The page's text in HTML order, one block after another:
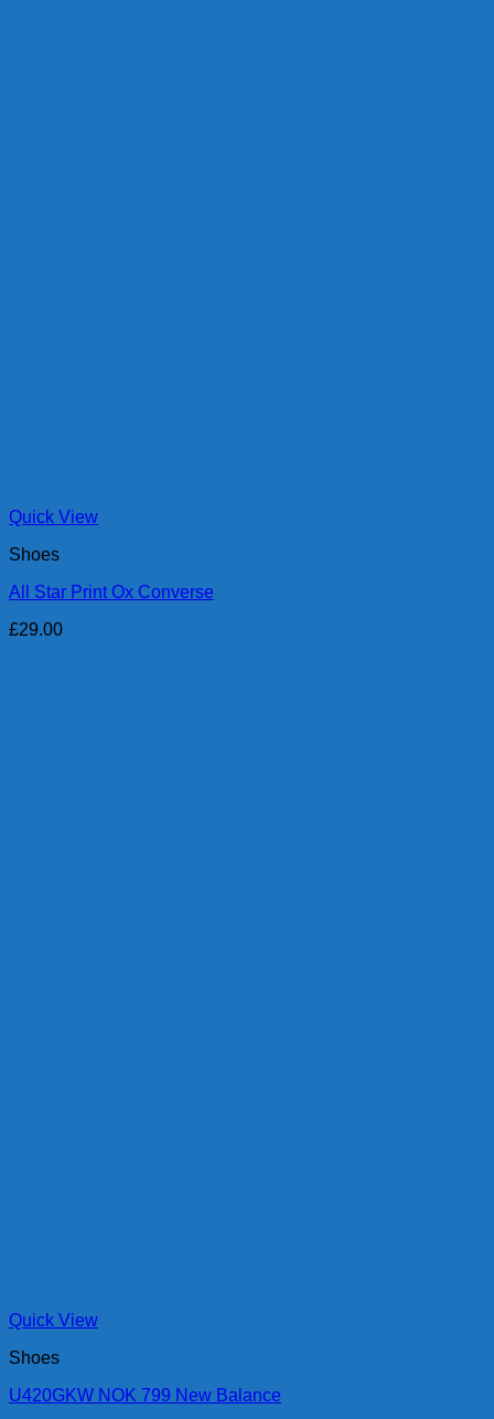
Quick View
Shoes
All Star Print Ox Converse
£29.00
Quick View
Shoes
U420GKW NOK 799 New Balance